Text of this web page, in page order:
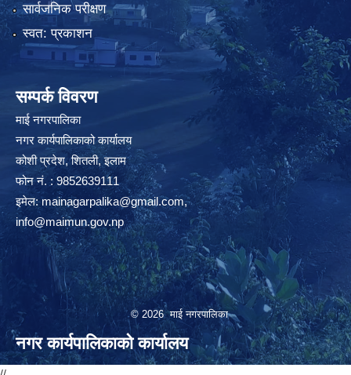
सार्वजनिक परीक्षण
स्वत: प्रकाशन
सम्पर्क विवरण
माई नगरपालिका
नगर कार्यपालिकाको कार्यालय
कोशी प्रदेश, शितली, इलाम
फोन नं. : 9852639111
इमेल:mainagarpalika@gmail.com,
info@maimun.gov.np
© 2026 माई नगरपालिका
नगर कार्यपालिकाको कार्यालय